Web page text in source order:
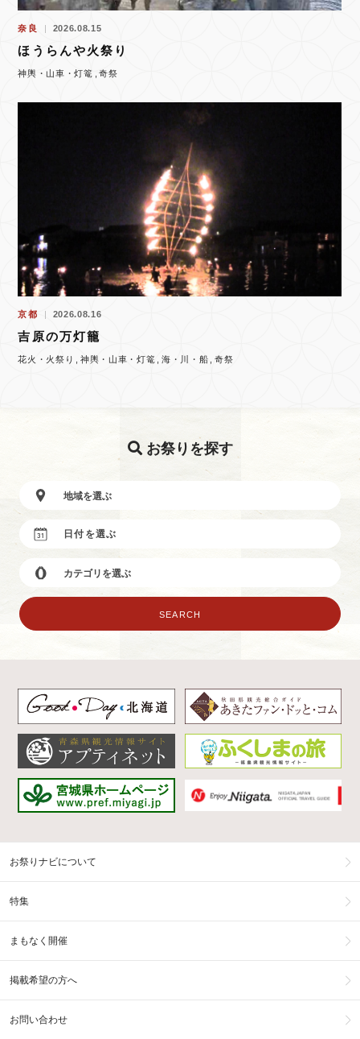
奈良 2026.08.15
ほうらんや火祭り
神輿・山車・灯篭 奇祭
京都 2026.08.16
吉原の万灯籠
花火・火祭り 神輿・山車・灯篭 海・川・船 奇祭
お祭りを探す
お祭りナビについて
特集
まもなく開催
掲載希望の方へ
お問い合わせ